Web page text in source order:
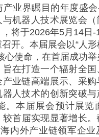
业界瞩目的年度盛会
与机器人技术展览会（
，将于2026年5月14日-
开。本届展会以“人
心使命，在首届成功
在打造一个辐射全
业链高端展示、采
人技术的创新突破与
。本届展会预计展览
首届实现显著增长。
内外产业链领军企业